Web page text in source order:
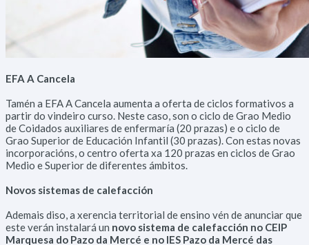
EFA A Cancela
Tamén a EFA A Cancela aumenta a oferta de ciclos formativos a
partir do vindeiro curso. Neste caso, son o ciclo de Grao Medio
de Coidados auxiliares de enfermaría (20 prazas) e o ciclo de
Grao Superior de Educación Infantil (30 prazas). Con estas novas
incorporacións, o centro oferta xa 120 prazas en ciclos de Grao
Medio e Superior de diferentes ámbitos.
Novos sistemas de calefacción
Ademais diso, a xerencia territorial de ensino vén de anunciar que
este verán instalará un novo sistema de calefacción no CEIP
Marquesa do Pazo da Mercé e no IES Pazo da Mercé das